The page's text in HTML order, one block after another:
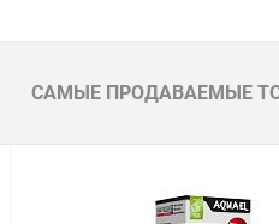
САМЫЕ ПРОДАВАЕМЫЕ